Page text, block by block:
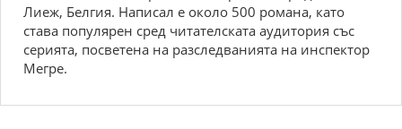
Лиеж, Белгия. Написал е около 500 романа, като
става популярен сред читателската аудитория със
серията, посветена на разследванията на инспектор
Мегре.